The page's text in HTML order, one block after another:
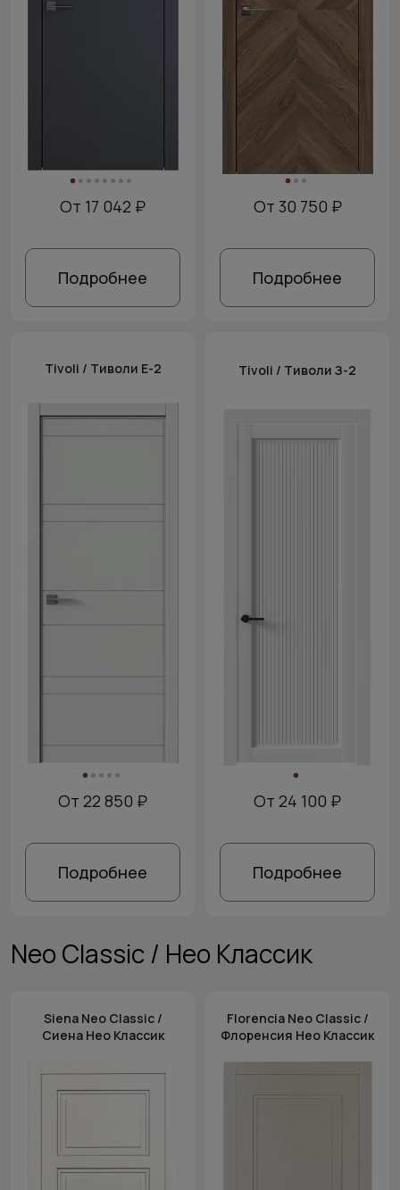
От 17 042 ₽
Подробнее
От 30 750 ₽
Подробнее
Tivoli / Тиволи Е-2
От 22 850 ₽
Подробнее
Tivoli / Тиволи З-2
От 24 100 ₽
Подробнее
Neo Classic / Нео Классик
Siena Neo Classic /
Сиена Нео Классик
Florencia Neo Classic /
Флоренсия Нео Классик